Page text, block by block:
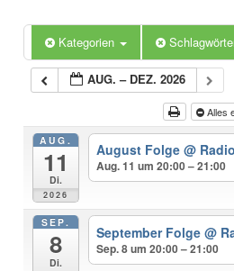
Kategorien
AUG. – DEZ. 2026
Alles
AUG.
11
Di.
2026
August Folge @
Aug. 11 um 20:00 – 21:00
SEP.
8
Di.
September Folge @
Sep. 8 um 20:00 – 21:00